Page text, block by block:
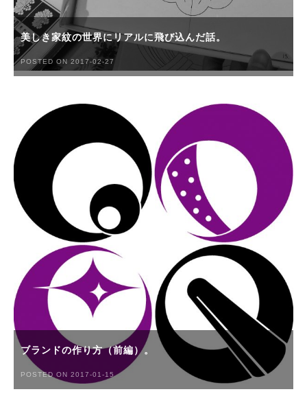
美しき家紋の世界にリアルに飛び込んだ話。
POSTED ON 2017-02-27
ブランドの作り方（前編）。
POSTED ON 2017-01-15